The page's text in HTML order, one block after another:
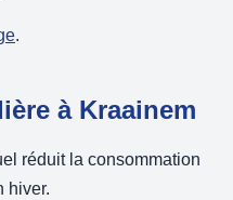
.
à Kraainem
réduit la consommation
hiver.